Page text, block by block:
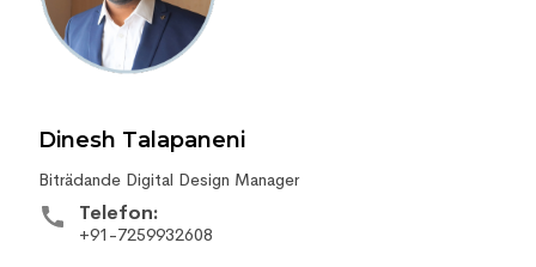
Dinesh Talapaneni
Biträdande Digital Design Manager
Telefon:
+91-7259932608